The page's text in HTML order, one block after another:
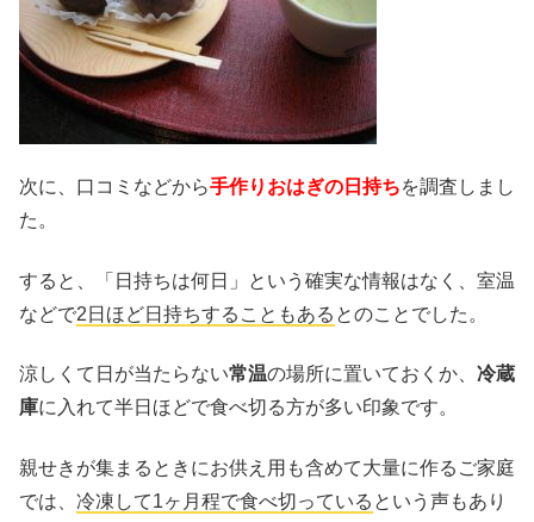
次に、口コミなどから手作りおはぎの日持ちを調査しまし
た。
すると、「日持ちは何日」という確実な情報はなく、室温
などで2日ほど日持ちすることもある とのことでした。
涼しくて日が当たらない常温の場所に置いておくか、 冷蔵
庫に入れて半日ほどで食べ切る方が多い印象です。
親せきが集まるときにお供え用も含めて大量に作るご家庭
では、 冷凍して1ヶ月程で食べ切っている という声もあり